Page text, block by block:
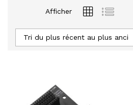
Afficher
Tri du plus récent au plus ancien